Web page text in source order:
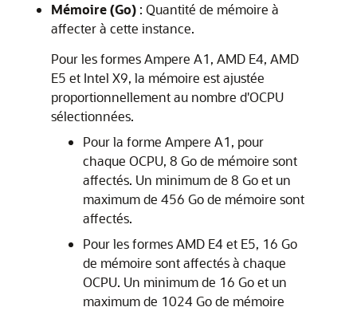
Mémoire (Go) : Quantité de mémoire à
affecter à cette instance.
Pour les formes Ampere A1, AMD E4, AMD
E5 et Intel X9, la mémoire est ajustée
proportionnellement au nombre d'OCPU
sélectionnées.
Pour la forme Ampere A1, pour
chaque OCPU, 8 Go de mémoire sont
affectés. Un minimum de 8 Go et un
maximum de 456 Go de mémoire sont
affectés.
Pour les formes AMD E4 et E5, 16 Go
de mémoire sont affectés à chaque
OCPU. Un minimum de 16 Go et un
maximum de 1024 Go de mémoire